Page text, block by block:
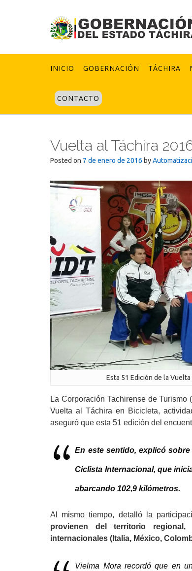
INICIO GOBERNACIÓN TÁCHIRA
CONTACTO
Vuelta al Táchira
Posted on 7 de enero de 2016 by
Esta 51 Edición de la
La Corporación Tachirense de
Vuelta al Táchira en Bicicleta,
aseguró que esta 51 edición del
En este sentido, explicó
Ciclista Internacional, que
abarcando 102,9 kilómetros.
Al mismo tiempo, detalló la
provienen del territorio
internacionales (Italia, México,
Vielma Mora recordó que en